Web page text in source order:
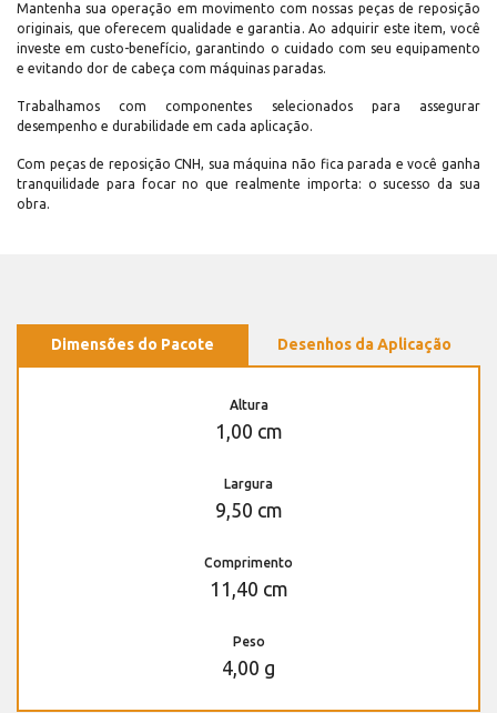
Mantenha sua operação em movimento com nossas peças de reposição
originais, que oferecem qualidade e garantia. Ao adquirir este item, você
investe em custo-benefício, garantindo o cuidado com seu equipamento
e evitando dor de cabeça com máquinas paradas.
Trabalhamos com componentes selecionados para assegurar
desempenho e durabilidade em cada aplicação.
Com peças de reposição CNH, sua máquina não fica parada e você ganha
tranquilidade para focar no que realmente importa: o sucesso da sua
obra.
Dimensões do Pacote Desenhos da Aplicação
Altura
1,00 cm
Largura
9,50 cm
Comprimento
11,40 cm
Peso
4,00 g